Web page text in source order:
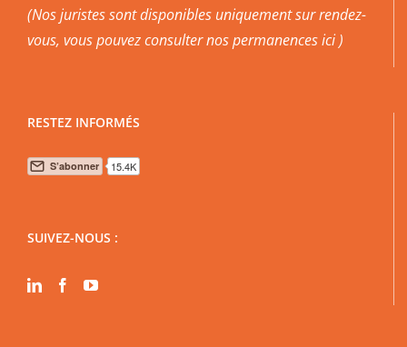
(Nos juristes sont disponibles uniquement sur rendez-
vous, vous pouvezconsulter nos permanences ici )
RESTEZ INFORMÉS
SUIVEZ-NOUS :